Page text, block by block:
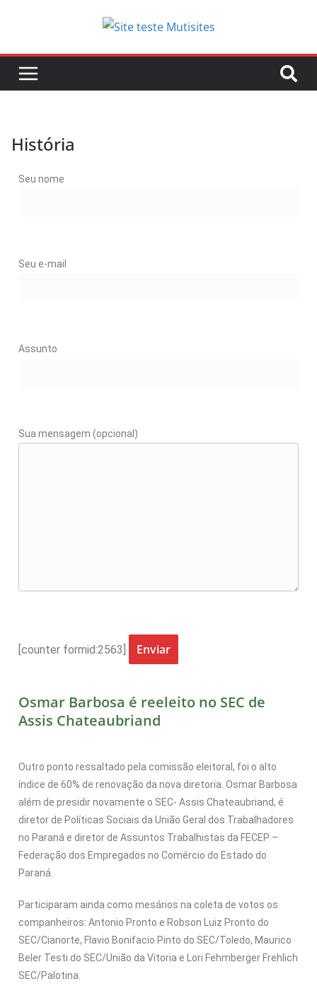
História
Seu nome
Seu e-mail
Assunto
Sua mensagem (opcional)
[counter formid:2563]
Osmar Barbosa é reeleito no SEC de
Assis Chateaubriand
Outro ponto ressaltado pela comissão eleitoral, foi o alto
índice de 60% de renovação da nova diretoria. Osmar Barbosa
além de presidir novamente o SEC- Assis Chateaubriand, é
diretor de Políticas Sociais da União Geral dos Trabalhadores
no Paraná e diretor de Assuntos Trabalhistas da FECEP –
Federação dos Empregados no Comércio do Estado do
Paraná.
Participaram ainda como mesários na coleta de votos os
companheiros: Antonio Pronto e Robson Luiz Pronto do
SEC/Cianorte, Flavio Bonifacio Pinto do SEC/Toledo, Maurico
Beler Testi do SEC/União da Vitoria e Lori Fehmberger Frehlich
SEC/Palotina.